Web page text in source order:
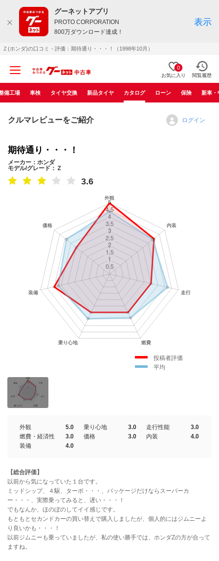
グーネットアプリ
PROTO CORPORATION
800万ダウンロード達成！
表示
Ｚ(ホンダ)の口コミ・評価：期待通り・・・！（1998年10月）
0
お気に入り 閲覧履歴
備工場 車検 タイヤ交換 新品タイヤ カタログ ローン 保険 新車・
クルマレビューをご紹介 ログイン
期待通り・・・！
メーカー：ホンダ
モデル/グレード：Ｚ
3.6
投稿者評価
平均
外観 5.0 乗り心地 3.0 走行性能
3.0
燃費・経済性
3.0 価格 3.0 内装
4.0
装備
4.0
【総合評価】
以前から気になっていた１台です。
ミッドシップ、４駆、ターボ・・・、パッケージだけならスーパーカ
ー・・・、実際乗ってみると、遅い・・・！
でもなんか、ほのぼのしてイイ感じです。
もともとセカンドカーの買い替えで購入しましたが、個人的にはジムニーよ
り良いかも・・・！
以前ジムニーも乗っていましたが、私の使い勝手では、ホンダZの方が合って
ますね。